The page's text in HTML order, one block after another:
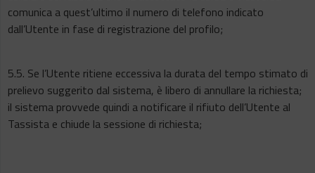
comunica a quest’ultimo il numero di telefono indicato
dall’Utente in fase di registrazione del profilo;
5.5. Se l’Utente ritiene eccessiva la durata del tempo stimato di
prelievo suggerito dal sistema, è libero di annullare la richiesta;
il sistema provvede quindi a notificare il rifiuto dell’Utente al
Tassista e chiude la sessione di richiesta;